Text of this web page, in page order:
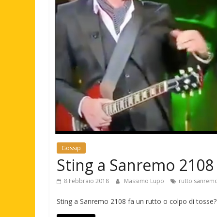
Gossip
Sting a Sanremo
8 Febbraio 2018 Massimo Lupo rutto
Sting a Sanremo 2108 fa un rutto o colpo di